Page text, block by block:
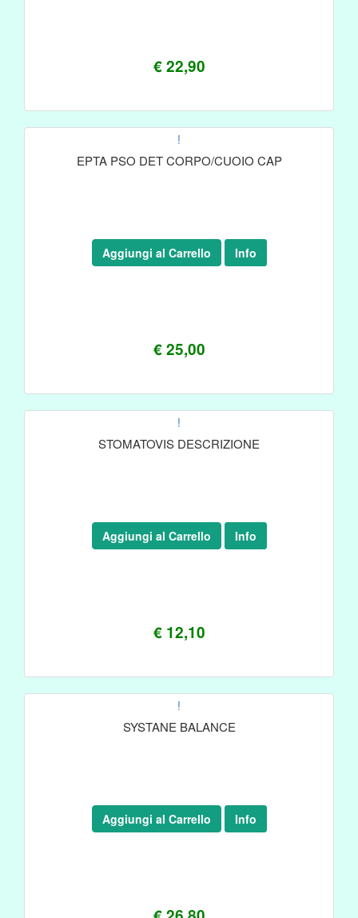
€ 22,90
!
EPTA PSO DET CORPO/CUOIO CAP
€ 25,00
Aggiungi al Carrello Info
!
STOMATOVIS DESCRIZIONE
€ 12,10
Aggiungi al Carrello Info
!
SYSTANE BALANCE
Aggiungi al Carrello Info